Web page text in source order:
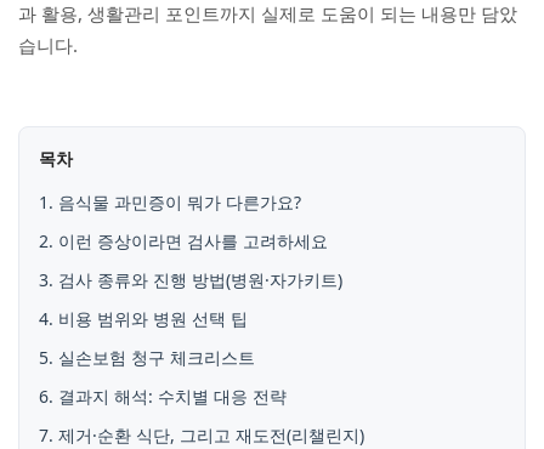
과 활용, 생활관리 포인트까지 실제로 도움이 되는 내용만 담았
습니다.
목차
1. 음식물 과민증이 뭐가 다른가요?
2. 이런 증상이라면 검사를 고려하세요
3. 검사 종류와 진행 방법(병원·자가키트)
4. 비용 범위와 병원 선택 팁
5. 실손보험 청구 체크리스트
6. 결과지 해석: 수치별 대응 전략
7. 제거·순환 식단, 그리고 재도전(리챌린지)